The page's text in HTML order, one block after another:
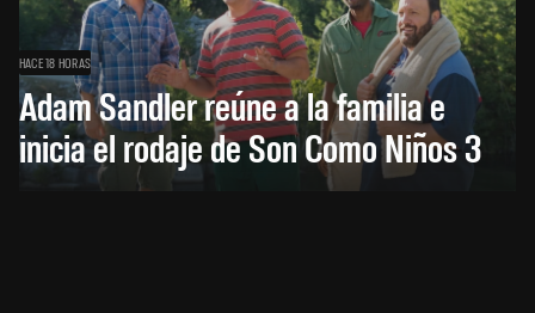
HACE 18 HORAS
Adam Sandler reúne a la familia e
inicia el rodaje de Son Como Niños 3